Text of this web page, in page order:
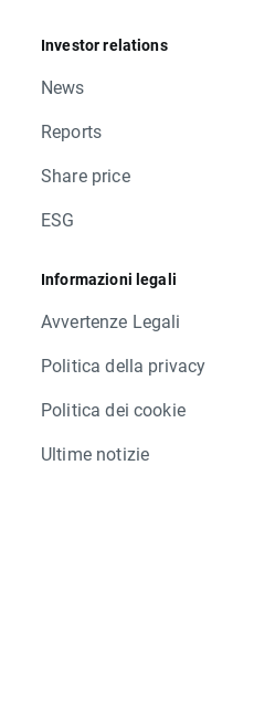
Investor relations
News
Reports
Share price
ESG
Informazioni legali
Avvertenze Legali
Politica della privacy
Politica dei cookie
Ultime notizie